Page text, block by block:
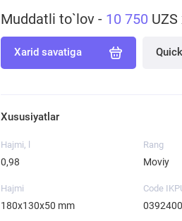
Muddatli to`lov - 10 750 UZS
Xarid savatiga
Xususiyatlar
Hajmi, l
0,98
Rang
Moviy
Hajmi
180x130x50 mm
Code